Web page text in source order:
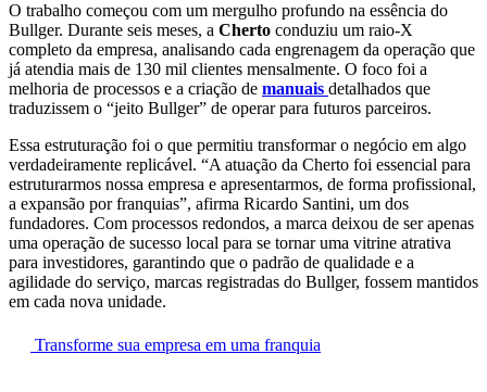
O trabalho começou com um mergulho profundo na essência do
Bullger. Durante seis meses, a Cherto conduziu um raio-X
completo da empresa, analisando cada engrenagem da operação que
já atendia mais de 130 mil clientes mensalmente. O foco foi a
melhoria de processos e a criação de manuais detalhados que
traduzissem o “jeito Bullger” de operar para futuros parceiros.
Essa estruturação foi o que permitiu transformar o negócio em algo
verdadeiramente replicável. “A atuação da Cherto foi essencial para
estruturarmos nossa empresa e apresentarmos, de forma profissional,
a expansão por franquias”, afirma Ricardo Santini, um dos
fundadores. Com processos redondos, a marca deixou de ser apenas
uma operação de sucesso local para se tornar uma vitrine atrativa
para investidores, garantindo que o padrão de qualidade e a
agilidade do serviço, marcas registradas do Bullger, fossem mantidos
em cada nova unidade.
Transforme sua empresa em uma franquia